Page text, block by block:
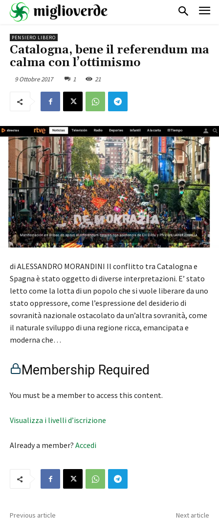
PENSIERO LIBERO
Catalogna, bene il referendum ma
calma con l’ottimismo
9 Ottobre 2017 1 21
di ALESSANDRO MORANDINI Il conflitto tra Catalogna e
Spagna è stato oggetto di diverse interpretazioni. E’ stato
letto come la lotta di un popolo che si vuole liberare da uno
stato oppressore, come l’espressione del desiderio di
sovranità nazionale ostacolato da un’altra sovranità, come
il naturale sviluppo di una regione ricca, emancipata e
moderna che…
Membership Required
You must be a member to access this content.
Visualizza i livelli d’iscrizione
Already a member? Accedi
Previous article Next article